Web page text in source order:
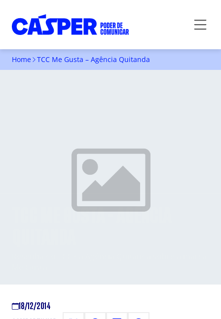
Home TCC Me Gusta – Agência Quitanda
TCC ME GUSTA - AGÊNCIA
18/12/2014